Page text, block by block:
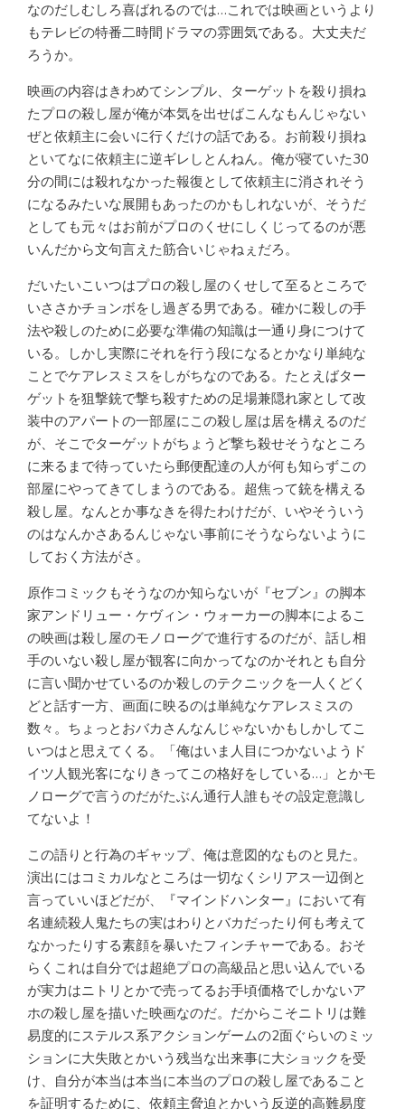
なのだしむしろ喜ばれるのでは…これでは映画というより
もテレビの特番二時間ドラマの雰囲気である。大丈夫だ
ろうか。
映画の内容はきわめてシンプル、ターゲットを殺り損ね
たプロの殺し屋が俺が本気を出せばこんなもんじゃない
ぜと依頼主に会いに行くだけの話である。お前殺り損ね
といてなに依頼主に逆ギレしとんねん。俺が寝ていた30
分の間には殺れなかった報復として依頼主に消されそう
になるみたいな展開もあったのかもしれないが、そうだ
としても元々はお前がプロのくせにしくじってるのが悪
いんだから文句言えた筋合いじゃねぇだろ。
だいたいこいつはプロの殺し屋のくせして至るところで
いささかチョンボをし過ぎる男である。確かに殺しの手
法や殺しのために必要な準備の知識は一通り身につけて
いる。しかし実際にそれを行う段になるとかなり単純な
ことでケアレスミスをしがちなのである。たとえばター
ゲットを狙撃銃で撃ち殺すための足場兼隠れ家として改
装中のアパートの一部屋にこの殺し屋は居を構えるのだ
が、そこでターゲットがちょうど撃ち殺せそうなところ
に来るまで待っていたら郵便配達の人が何も知らずこの
部屋にやってきてしまうのである。超焦って銃を構える
殺し屋。なんとか事なきを得たわけだが、いやそういう
のはなんかさあるんじゃない事前にそうならないように
しておく方法がさ。
原作コミックもそうなのか知らないが『セブン』の脚本
家アンドリュー・ケヴィン・ウォーカーの脚本によるこ
の映画は殺し屋のモノローグで進行するのだが、話し相
手のいない殺し屋が観客に向かってなのかそれとも自分
に言い聞かせているのか殺しのテクニックを一人くどく
どと話す一方、画面に映るのは単純なケアレスミスの
数々。ちょっとおバカさんなんじゃないかもしかしてこ
いつはと思えてくる。「俺はいま人目につかないようド
イツ人観光客になりきってこの格好をしている…」とかモ
ノローグで言うのだがたぶん通行人誰もその設定意識し
てないよ！
この語りと行為のギャップ、俺は意図的なものと見た。
演出にはコミカルなところは一切なくシリアス一辺倒と
言っていいほどだが、『マインドハンター』において有
名連続殺人鬼たちの実はわりとバカだったり何も考えて
なかったりする素顔を暴いたフィンチャーである。おそ
らくこれは自分では超絶プロの高級品と思い込んでいる
が実力はニトリとかで売ってるお手頃価格でしかないア
ホの殺し屋を描いた映画なのだ。だからこそニトリは難
易度的にステルス系アクションゲームの2面ぐらいのミッ
ションに大失敗とかいう残当な出来事に大ショックを受
け、自分が本当は本当に本当のプロの殺し屋であること
を証明するために、依頼主脅迫とかいう反逆的高難易度